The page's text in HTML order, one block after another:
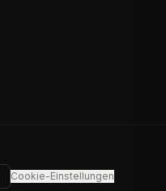
Cookie-Einstellungen